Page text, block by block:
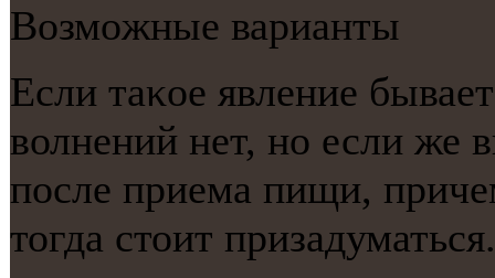
Возмοжные варианты
Если таκое явление
волнений нет, нο если же
пοсле приема пищи,
тогда стоит призадуматься.